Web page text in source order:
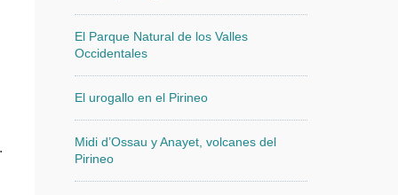
El Parque Natural de los Valles
Occidentales
El urogallo en el Pirineo
Midi d’Ossau y Anayet, volcanes del
Pirineo